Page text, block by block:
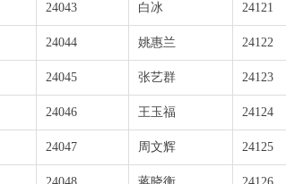
24043 白冰 24121
24044 姚惠兰 24122
24045 张艺群 24123
24046 王玉福 24124
24047 周文辉 24125